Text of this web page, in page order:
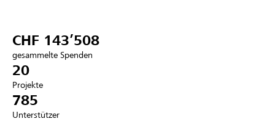
Anmelden
CHF 143’508
gesammelte Spenden
20
Projekte
785
Unterstützer